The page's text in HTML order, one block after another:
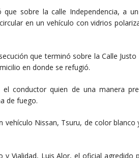
que sobre la calle Independencia, a
en un vehículo con vidrios
que terminó sobre la Calle
en donde se refugió.
conductor quien de una manera
de fuego.
Nissan, Tsuru, de color blanco
Vialidad, Luis Alor, el oficial agredido